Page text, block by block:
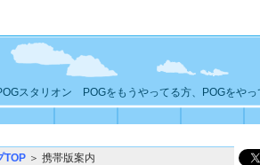
スタリオン POGをもうやってる方、POGをや
TOP ＞ 携帯版案内